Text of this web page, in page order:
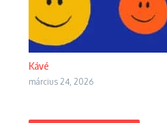
Kávé
március 24, 2026